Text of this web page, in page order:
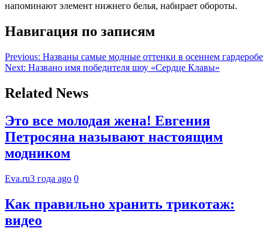
напоминают элемент нижнего белья, набирает обороты.
Навигация по записям
Previous: Названы самые модные оттенки в осеннем гардеробе
Next: Названо имя победителя шоу «Сердце Клавы»
Related News
Это все молодая жена! Евгения
Петросяна называют настоящим
модником
Eva.ru3 года ago 0
Как правильно хранить трикотаж:
видео